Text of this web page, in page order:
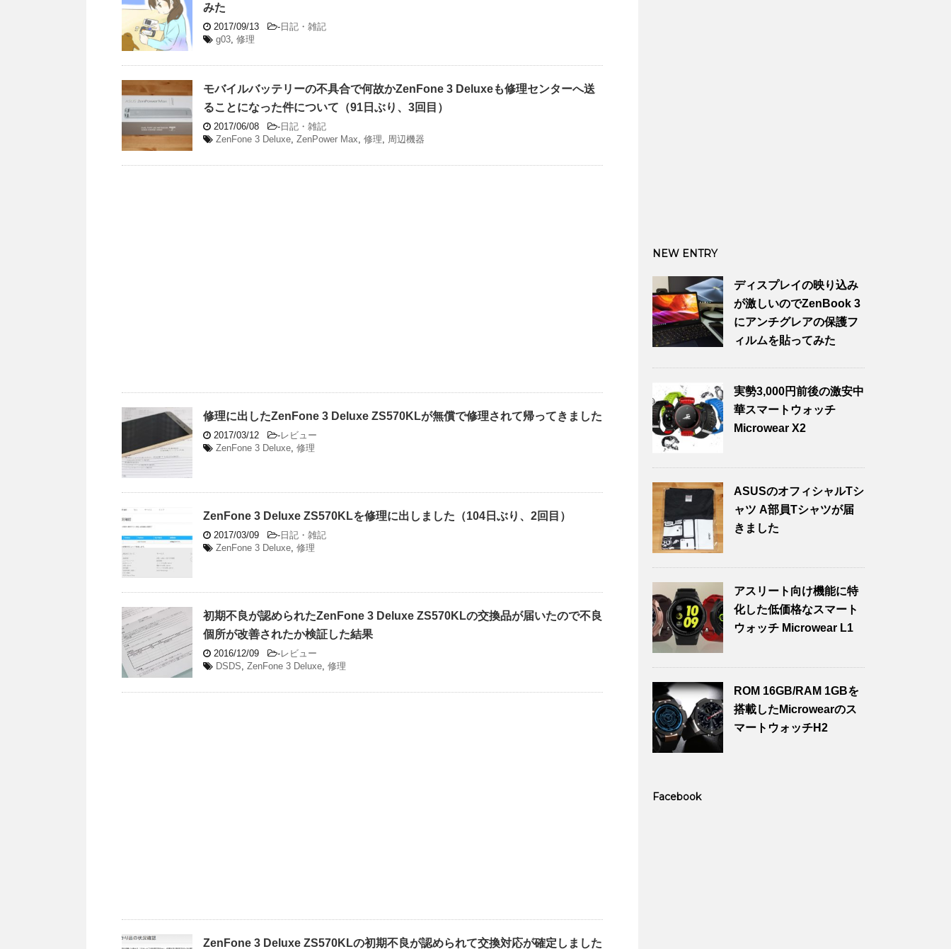
みた
2017/09/13 - 日記・雑記
g03 修理
モバイルバッテリーの不具合で何故かZenFone 3 Deluxeも修理センターへ送
ることになった件について（91日ぶり、3回目）
2017/06/08 - 日記・雑記
ZenFone 3 Deluxe ZenPower Max 修理 周辺機器
修理に出したZenFone 3 Deluxe ZS570KLが無償で修理されて帰ってきました
2017/03/12 -レビュー
ZenFone 3 Deluxe 修理
ZenFone 3 Deluxe ZS570KLを修理に出しました（104日ぶり、2回目）
2017/03/09 - 日記・雑記
ZenFone 3 Deluxe 修理
初期不良が認められたZenFone 3 Deluxe ZS570KLの交換品が届いたので不良
個所が改善されたか検証した結果
2016/12/09 -レビュー
DSDS ZenFone 3 Deluxe 修理
ZenFone 3 Deluxe ZS570KLの初期不良が認められて交換対応が確定しました
NEW ENTRY
ディスプレイの映り込み
が激しいのでZenBook 3
にアンチグレアの保護フ
ィルムを貼ってみた
実勢3,000円前後の激安中
華スマートウォッチ
Microwear X2
ASUSのオフィシャルTシ
ャツ A部員Tシャツが届
きました
アスリート向け機能に特
化した低価格なスマート
ウォッチ Microwear L1
ROM 16GB/RAM 1GBを
搭載したMicrowearのス
マートウォッチH2
Facebook